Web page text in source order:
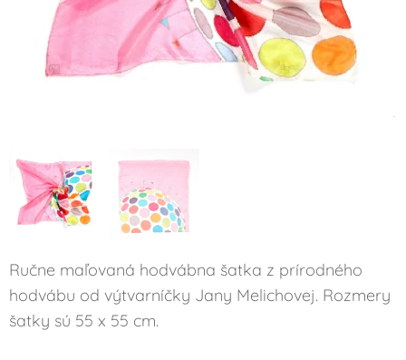
Ručne maľovaná hodvábna šatka z prírodného
hodvábu od výtvarníčky Jany Melichovej. Rozmery
šatky sú 55 x 55 cm.